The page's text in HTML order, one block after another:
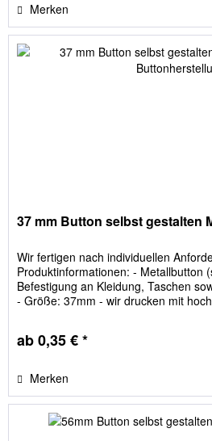
Merken
37 mm Button selbst gestalten
Wir fertigen nach individuellen
Produktinformationen: - Metallbutton
Befestigung an Kleidung, Taschen
- Größe: 37mm - wir drucken mit
Wir erhalten...
ab 0,35 € *
Merken